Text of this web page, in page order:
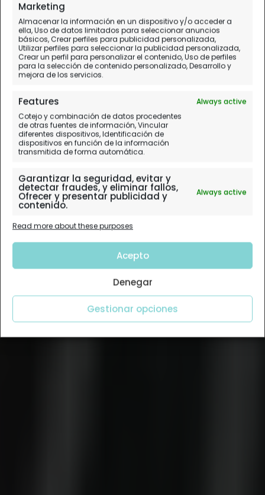
Marketing
Almacenar la información en un dispositivo y/o acceder a
ella, Uso de datos limitados para seleccionar anuncios
básicos, Crear perfiles para publicidad personalizada,
Utilizar perfiles para seleccionar la publicidad personalizada,
Crear un perfil para personalizar el contenido, Uso de perfiles
para la selección de contenido personalizado, Desarrollo y
mejora de los servicios.
Features
Always active
Cotejo y combinación de datos procedentes
de otras fuentes de información, Vincular
diferentes dispositivos, Identificación de
dispositivos en función de la información
transmitida de forma automática.
Garantizar la seguridad, evitar y
detectar fraudes, y eliminar fallos,
Ofrecer y presentar publicidad y
contenido.
Always active
Read more about these purposes
Acepto
Denegar
Gestionar opciones